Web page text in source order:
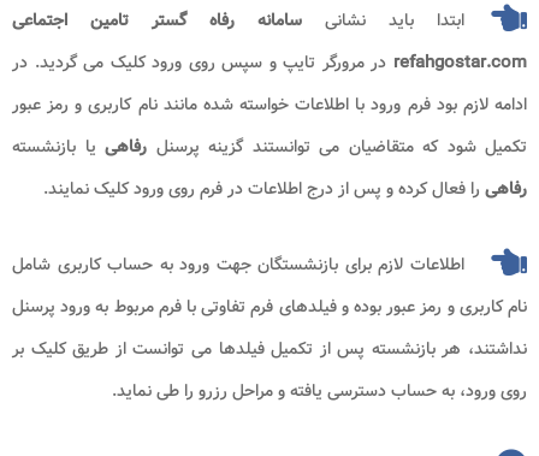
ابتدا باید نشانی سامانه رفاه گستر تامین اجتماعی
refahgostar.com در مرورگر تایپ و سپس روی ورود کلیک می گردید. در
ادامه لازم بود فرم ورود با اطلاعات خواسته شده مانند نام کاربری و رمز عبور
تکمیل شود که متقاضیان می توانستند گزینه پرسنل رفاهی یا بازنشسته
رفاهی را فعال کرده و پس از درج اطلاعات در فرم روی ورود کلیک نمایند.
اطلاعات لازم برای بازنشستگان جهت ورود به حساب کاربری شامل
نام کاربری و رمز عبور بوده و فیلدهای فرم تفاوتی با فرم مربوط به ورود پرسنل
نداشتند، هر بازنشسته پس از تکمیل فیلدها می توانست از طریق کلیک بر
روی ورود، به حساب دسترسی یافته و مراحل رزرو را طی نماید.